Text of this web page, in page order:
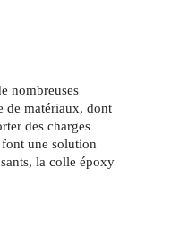
nombreuses
de matériaux, dont
des charges
une solution
la colle époxy